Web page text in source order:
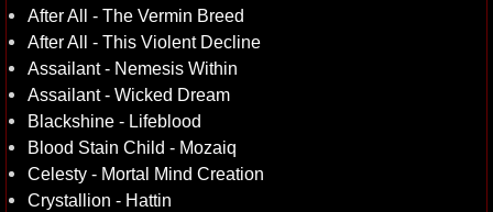
After All - The Vermin Breed
After All - This Violent Decline
Assailant - Nemesis Within
Assailant - Wicked Dream
Blackshine - Lifeblood
Blood Stain Child - Mozaiq
Celesty - Mortal Mind Creation
Crystallion - Hattin